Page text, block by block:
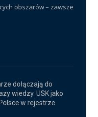
obszarów – zawsze
dołączają do
wiedzy. USK jako
w rejestrze